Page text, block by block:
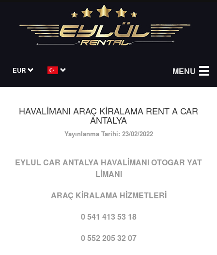
EUR MENU
HAVALİMANI ARAÇ KİRALAMA RENT A CAR
ANTALYA
Yayınlanma Tarihi: 23/02/2022
EYLUL CAR ANTALYA HAVALİMANI OTOGAR YAT
LİMANI
ARAÇ KİRALAMA HİZMETLERİ
0 541 413 53 18
0 552 205 32 07